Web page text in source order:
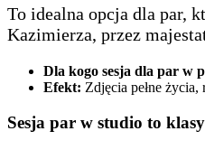
To idealna opcja dla par,
Kazimierza, przez
Dla kogo sesja dla par w
Efekt: Zdjęcia pełne
Sesja par w studio to